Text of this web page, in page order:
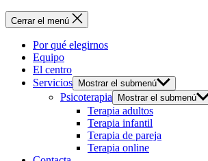
Cerrar el menú
Por qué elegirnos
Equipo
El centro
Servicios
Mostrar el submenú
Psicoterapia Mostrar el submenú
Terapia adultos
Terapia infantil
Terapia de pareja
Terapia online